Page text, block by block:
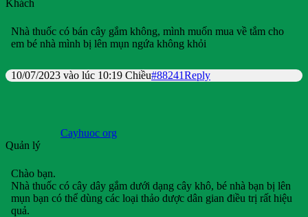
Khách
Nhà thuốc có bán cây gắm không, mình muốn mua về tắm cho
em bé nhà mình bị lên mụn ngứa không khỏi
10/07/2023 vào lúc 10:19 Chiều#88241Reply
Cayhuoc org
Quản lý
Chào bạn.
Nhà thuốc có cây dây gắm dưới dạng cây khô, bé nhà bạn bị lên
mụn bạn có thể dùng các loại thảo dược dân gian điều trị rất hiệu
quả.